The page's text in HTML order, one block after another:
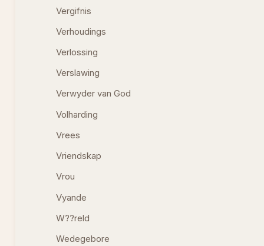
Vergifnis
Verhoudings
Verlossing
Verslawing
Verwyder van God
Volharding
Vrees
Vriendskap
Vrou
Vyande
W??reld
Wedegebore